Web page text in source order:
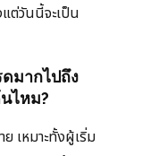
ต่วันนี้จะเป็น
มากไปถึง
ไหม?
เหมาะทั้งผู้เริ่ม